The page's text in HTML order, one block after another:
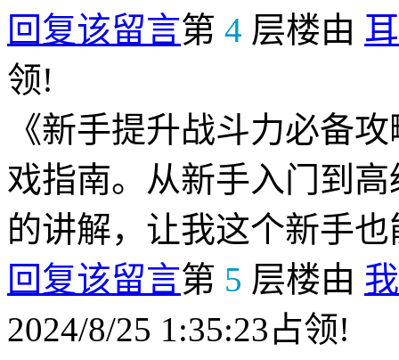
回复该留言第 4 层楼由
领!
《新手提升战斗力必备
戏指南。从新手入门到
的讲解，让我这个新手
回复该留言第 5 层楼由
2024/8/25 1:35:23占领!